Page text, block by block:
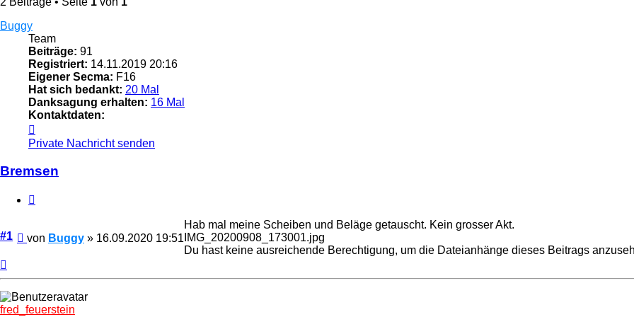
Buggy
Team
Beiträge: 91
Registriert: 14.11.2019 20:16
Eigener Secma: F16
Hat sich bedankt: 20 Mal
Danksagung erhalten: 16 Mal
Kontaktdaten:
von
Buggy
Private Nachricht senden
Bremsen
#1 Beitrag
von Buggy » 16.09.2020 19:51
Hab mal meine Scheiben und Beläge getauscht. Kein grosser Akt.
IMG_20200908_173001.jpg
Du hast keine ausreichende Berechtigung, um die Dateianhänge dieses Beitrags
fred_feuerstein